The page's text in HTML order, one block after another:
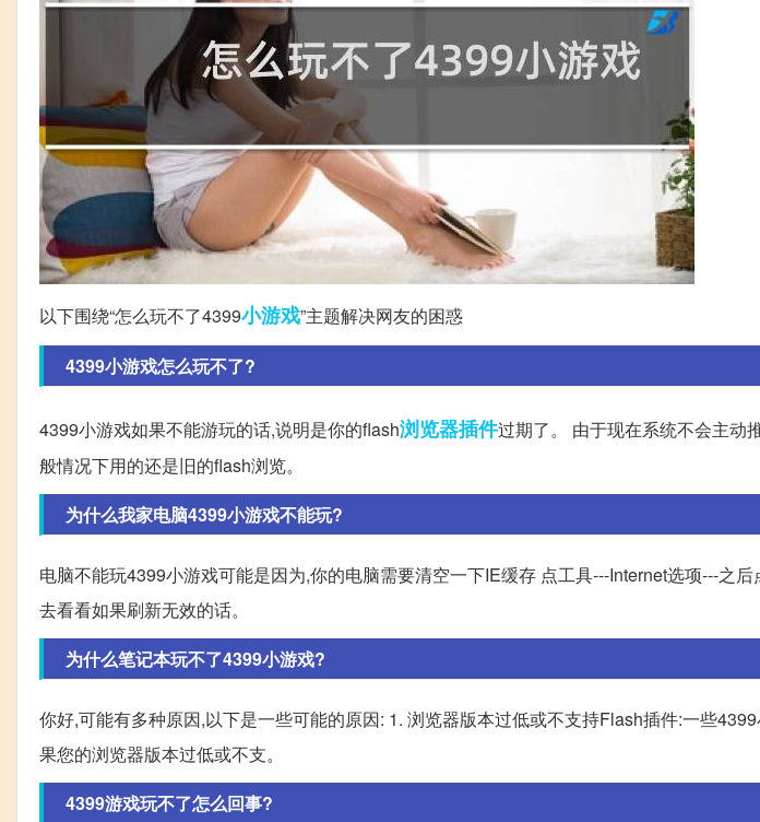
以下围绕“怎么玩不了4399小游戏”主题解决网友的困惑
4399小游戏怎么玩不了?
4399小游戏如果不能游玩的话,说明是你的flash浏览器插件过期了。 由于现在系统不会主动
般情况下用的还是旧的flash浏览。
为什么我家电脑4399小游戏不能玩?
电脑不能玩4399小游戏可能是因为,你的电脑需要清空一下IE缓存 点工具---Internet选项---之
去看看如果刷新无效的话。
为什么笔记本玩不了4399小游戏?
你好,可能有多种原因,以下是一些可能的原因: 1. 浏览器版本过低或不支持Flash插件:一些
果您的浏览器版本过低或不支。
4399游戏玩不了怎么回事?